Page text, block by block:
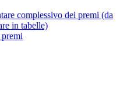
complessivo dei premi (da
in tabelle)